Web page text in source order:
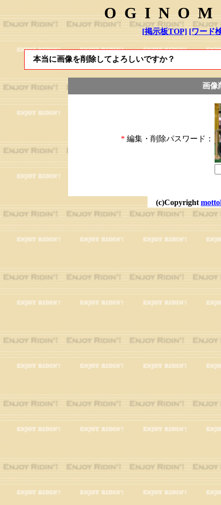
[掲示板TOP] [ワード
本当に画像を削除してよろしいですか？
画像
* 編集・削除パスワード：
(c)Copyright